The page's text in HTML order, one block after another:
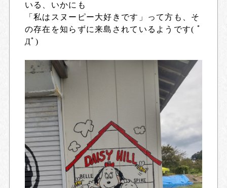
いる、いかにも
「私はスヌーピー大好きです」って方も、そ
の存在を知らずに来島されているようです( ﾟ
Дﾟ)